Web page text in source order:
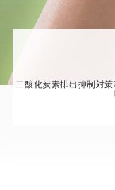
二酸化炭素排出抑制対